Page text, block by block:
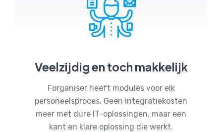
Veelzijdig en toch makkelijk
Forganiser heeft modules voor elk
personeelsproces. Geen integratiekosten
meer met dure IT-oplossingen, maar een
kant en klare oplossing die werkt.